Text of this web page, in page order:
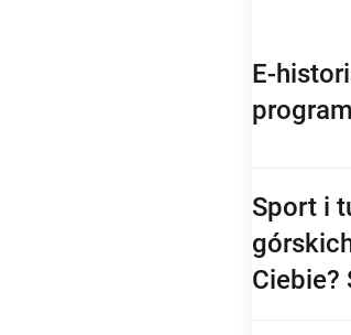
E-
Sport i
Ciebie?